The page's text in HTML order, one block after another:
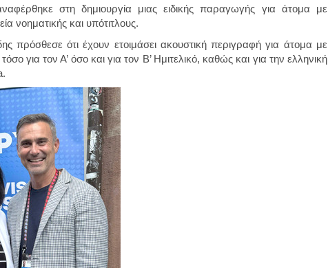
στη δημιουργία μιας ειδικής παραγωγής για άτομα με
νοηματικής και υπότιτλους.
πρόσθεσε ότι έχουν ετοιμάσει ακουστική περιγραφή για άτομα με
για τον Α’ όσο και για τον Β’ Ημιτελικό, καθώς και για την ελληνική